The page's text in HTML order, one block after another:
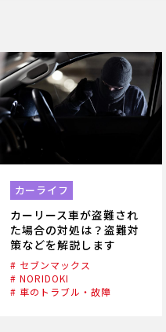
カーライフ
カーリース車が盗難され
た場合の対処は？盗難対
策などを解説します
# セブンマックス
# NORIDOKI
# 車のトラブル・故障